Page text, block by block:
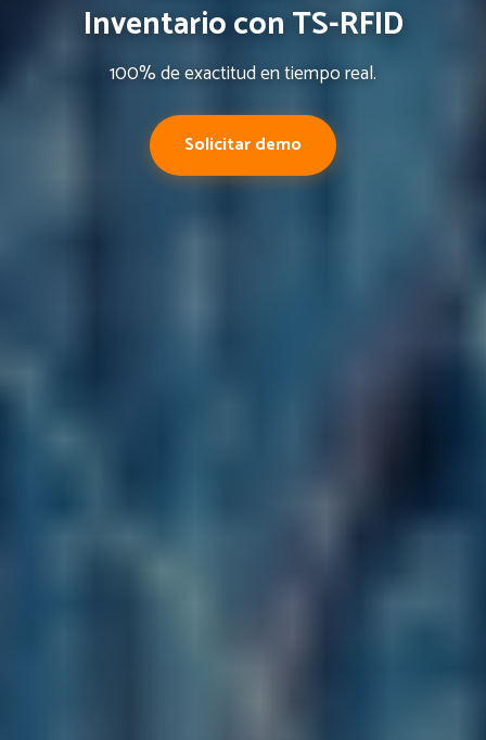
Inventario con TS-RFID
100% de exactitud en tiempo real.
Solicitar demo